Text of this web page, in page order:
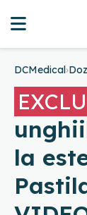
DCMedical›
la